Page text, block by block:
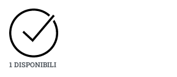
1 DISPONIBILI